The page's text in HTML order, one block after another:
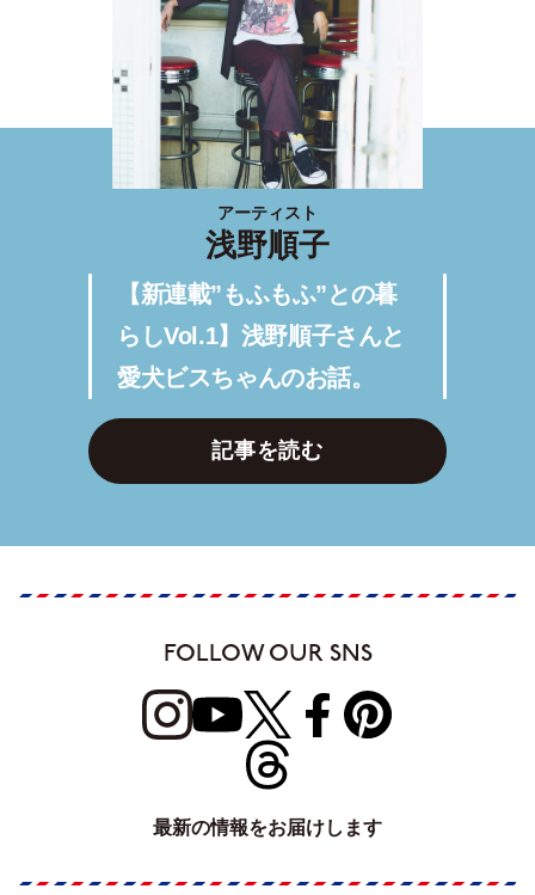
アーティスト
浅野順子
【新連載”もふもふ”との暮
らしVol.1】浅野順子さんと
愛犬ビスちゃんのお話。
記事を読む
FOLLOW OUR SNS
最新の情報をお届けします